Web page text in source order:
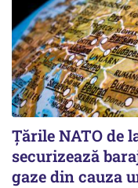
Țările NATO de
securizează
gaze din cauza